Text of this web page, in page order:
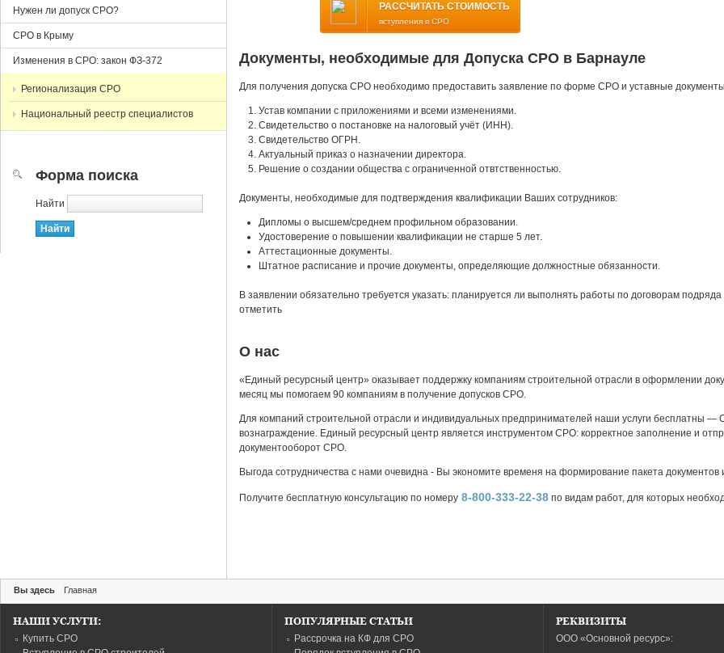
РАССЧИТАТЬ СТОИМОСТЬ
вступления в СРО
Документы, необходимые для Допуска СРО в Барнауле
Для получения допуска СРО необходимо предоставить заявление по форме СРО и уставные
Устав компании с приложениями и всеми изменениями.
Cвидетельство о постановке на налоговый учёт (ИНН).
Cвидетельство ОГРН.
Актуальный приказ о назначении директора.
Решение о создании общества с ограниченной отвтственностью.
Документы, необходимые для подтверждения квалификации Ваших сотрудников:
Дипломы о высшем/среднем профильном образовании.
Удостоверение о повышении квалификации не старше 5 лет.
Аттестационные документы.
Штатное расписание и прочие документы, определяющие должностные обязанности.
В заявлении обязательно требуется указать: планируется ли выполнять работы по договорам
отметить
О нас
«Единый ресурсный центр» оказывает поддержку компаниям строительной отрасли в оформлении
месяц мы помогаем 90 компаниям в получение допусков СРО.
Для компаний строительной отрасли и индивидуальных предпринимателей наши услуги бесплатны
вознаграждение. Единый ресурсный центр является инструментом СРО: корректное заполнение и
документооборот СРО.
Выгода сотрудничества с нами очевидна - Вы экономите временя на формирование пакета
Получите бесплатную консультацию по номеру 8-800-333-22-38 по видам работ, для которых
Нужен ли допуск СРО?
СРО в Крыму
Изменения в СРО: закон ФЗ-372
Регионализация СРО
Национальный реестр специалистов
Форма поиска
Найти
Вы здесь Главная
НАШИ УСЛУГИ:
Купить СРО
ПОПУЛЯРНЫЕ СТАТЬИ
Рассрочка на КФ для СРО
РЕКВИЗИТЫ
ООО «Основной ресурс»: